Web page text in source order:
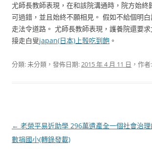
尤師長教師表現，在和該院溝通時，院方始終
可過錯，並且始終不願相見。 假如不給個明
走法令道路。 尤師長教師表現，護養院還要
接走白叟japan(日本)上彀吃到飽 。
分類: 未分類，發佈日期:2015 年 4 月 11 日 ，作者:
文
章
← 老榮平易近助學 296萬遺產全
數捐國小(轉錄發載)
一個社會治